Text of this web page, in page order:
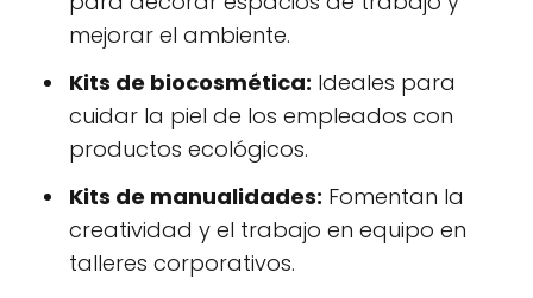
mejorar el ambiente.
Kits de biocosmética: Ideales para
cuidar la piel de los empleados con
productos ecológicos.
Kits de manualidades: Fomentan la
creatividad y el trabajo en equipo en
talleres corporativos.